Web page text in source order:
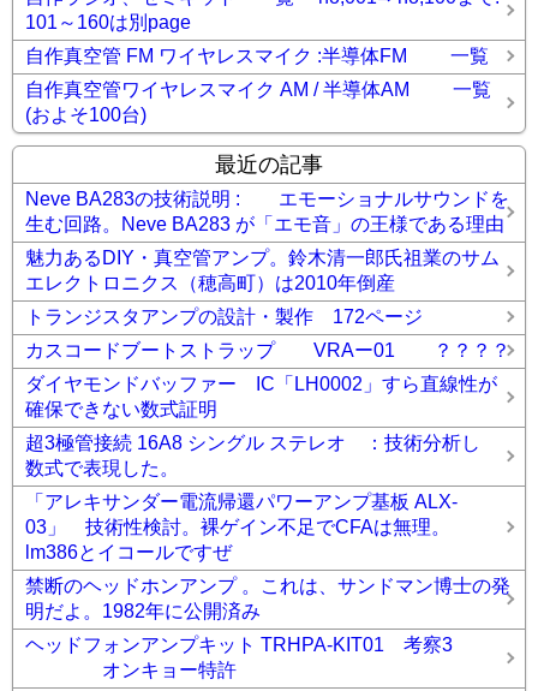
101～160は別page
自作真空管 FM ワイヤレスマイク :半導体FM 一覧
自作真空管ワイヤレスマイク AM / 半導体AM 一覧
(およそ100台)
最近の記事
Neve BA283の技術説明 : エモーショナルサウンドを
生む回路。Neve BA283 が「エモ音」の王様である理由
魅力あるDIY・真空管アンプ。鈴木清一郎氏祖業のサム
エレクトロニクス（穂高町）は2010年倒産
トランジスタアンプの設計・製作 172ページ
カスコードブートストラップ VRAー01 ？？？？
ダイヤモンドバッファー IC「LH0002」すら直線性が
確保できない数式証明
超3極管接続 16A8 シングル ステレオ ：技術分析し
数式で表現した。
「アレキサンダー電流帰還パワーアンプ基板 ALX-
03」 技術性検討。裸ゲイン不足でCFAは無理。
lm386とイコールですぜ
禁断のヘッドホンアンプ 。これは、サンドマン博士の発
明だよ。1982年に公開済み
ヘッドフォンアンプキット TRHPA-KIT01 考察3
オンキョー特許